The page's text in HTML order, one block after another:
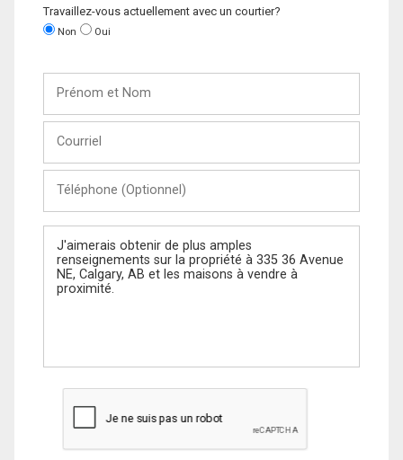
Travaillez-vous actuellement avec un courtier?
Non Oui
Nom
(Optionnel)
Message